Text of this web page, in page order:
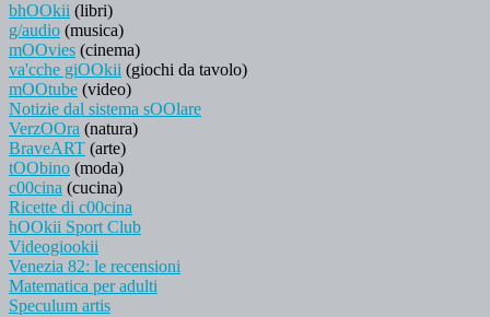
bhOOkii (libri)
g/audio (musica)
mOOvies (cinema)
va'cche giOOkii (giochi da tavolo)
mOOtube (video)
Notizie dal sistema sOOlare
VerzOOra (natura)
BraveART (arte)
tOObino (moda)
c00cina (cucina)
Ricette di c00cina
hOOkii Sport Club
Videogiookii
Venezia 82: le recensioni
Matematica per adulti
Speculum artis